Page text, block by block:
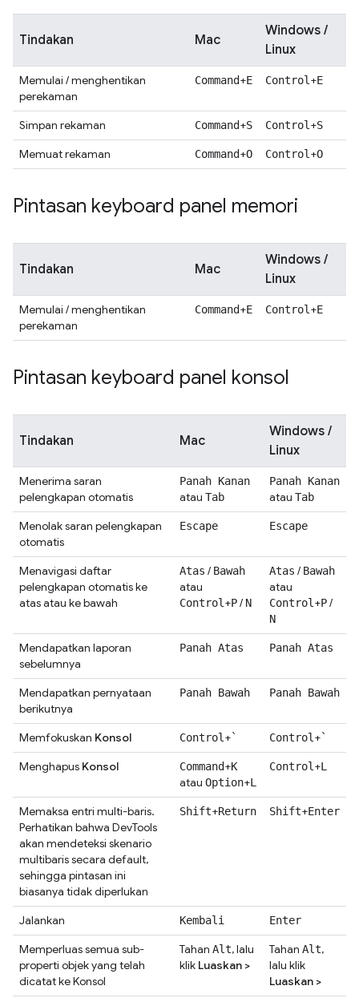
Tindakan Mac
Windows /
Linux
Memulai / menghentikan
perekaman
Command+E Control +E
Simpan rekaman Command+S Control +S
Memuat rekaman Command+O Control +O
Pintasan keyboard panel memori
Tindakan Mac
Windows /
Linux
Memulai / menghentikan
perekaman
Command+E Control +E
Pintasan keyboard panel konsol
Tindakan Mac
Windows /
Linux
Menerima saran
pelengkapan otomatis
Panah Kanan
atau Tab
Panah Kanan
atau Tab
Menolak saran pelengkapan
otomatis
Escape Escape
Menavigasi daftar
pelengkapan otomatis ke
atas atau ke bawah
Atas / Bawah
atau
Control +P/ N
Atas / Bawah
atau
Control +P/
N
Mendapatkan laporan
sebelumnya
Panah Atas Panah Atas
Mendapatkan pernyataan
berikutnya
Panah Bawah Panah Bawah
Memfokuskan Konsol Control +` Control +`
Menghapus Konsol Command+K
atau Option+L
Control +L
Memaksa entri multi-baris.
Perhatikan bahwa DevTools
akan mendeteksi skenario
multibaris secara default,
sehingga pintasan ini
biasanya tidak diperlukan
Shift+Return Shift+Enter
Jalankan Kembali Enter
Memperluas semua sub-
properti objek yang telah
dicatat ke Konsol
Tahan Alt, lalu
klik Luaskan >
Tahan Alt,
lalu klik
Luaskan >